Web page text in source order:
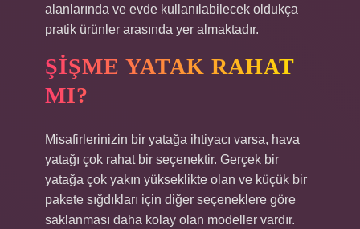
alanlarında ve evde kullanılabilecek oldukça
pratik ürünler arasında yer almaktadır.
ŞIŞME YATAK RAHAT
MI?
Misafirlerinizin bir yatağa ihtiyacı varsa, hava
yatağı çok rahat bir seçenektir. Gerçek bir
yatağa çok yakın yükseklikte olan ve küçük bir
pakete sığdıkları için diğer seçeneklere göre
saklanması daha kolay olan modeller vardır.